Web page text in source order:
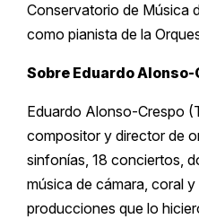
Conservatorio de Música
como pianista de la
Sobre Eduardo
Eduardo Alonso-Crespo
compositor y director de
sinfonías, 18 conciertos,
música de cámara, coral
producciones que lo